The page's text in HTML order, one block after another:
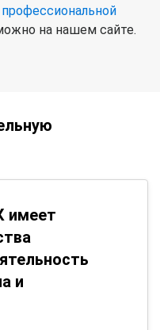
на нашем сайте.
имеет
и